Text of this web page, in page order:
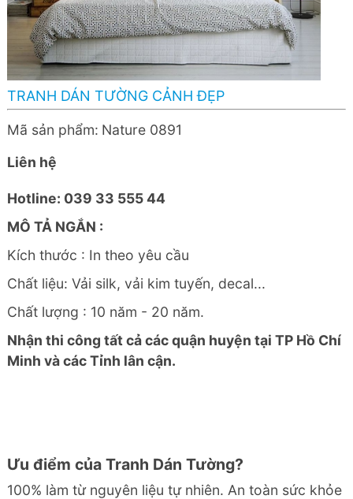
TRANH DÁN TƯỜNG CẢNH ĐẸP
Mã sản phẩm: Nature 0891
Liên hệ
Hotline: 039 33 555 44
MÔ TẢ NGẮN :
Kích thước : In theo yêu cầu
Chất liệu: Vải silk, vải kim tuyến, decal...
Chất lượng : 10 năm - 20 năm.
Nhận thi công tất cả các quận huyện tại TP Hồ Chí
Minh và các Tỉnh lân cận.
Ưu điểm của Tranh Dán Tường?
100% làm từ nguyên liệu tự nhiên. An toàn sức khỏe